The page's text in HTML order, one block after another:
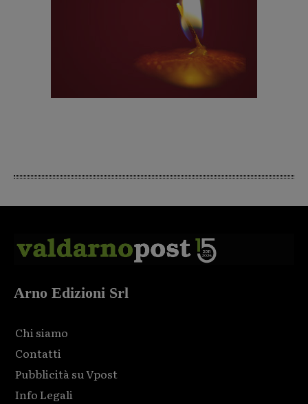
Arno Edizioni Srl
Chi siamo
Contatti
Pubblicità su Vpost
Info Legali